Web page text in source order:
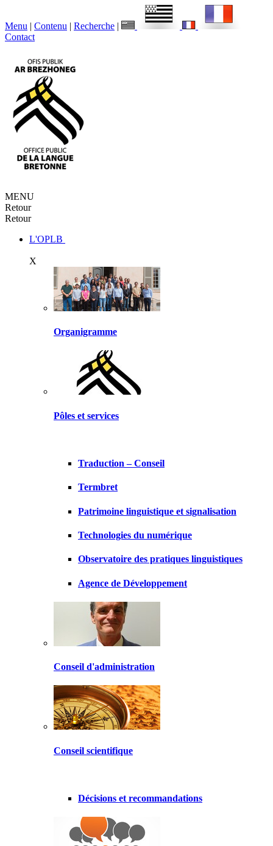
Menu | Contenu | Recherche |
Contact
MENU
Retour
Retour
L'OPLB
X
Organigramme
Pôles et services
Traduction – Conseil
Termbret
Patrimoine linguistique et signalisation
Technologies du numérique
Observatoire des pratiques linguistiques
Agence de Développement
Conseil d'administration
Conseil scientifique
Décisions et recommandations